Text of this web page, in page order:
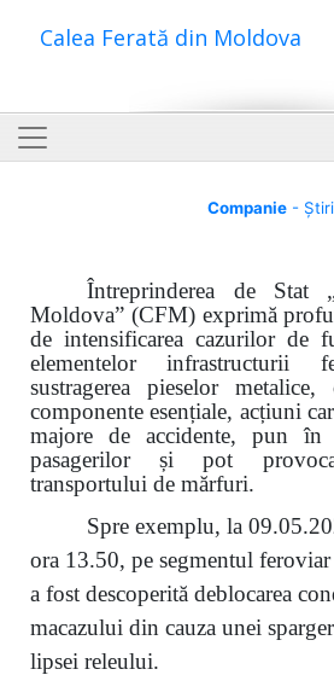
Calea Ferată din Moldova
Companie- Știri
Întreprinderea de Stat
Moldova” (CFM) exprimă
de intensificarea cazurilor de
elementelor infrastructurii
sustragerea pieselor
componente esențiale, acțiuni
majore de accidente, pun în
pasagerilor și pot
transportului de mărfuri.
Spre exemplu, la
ora 13.50, pe segmentul
a fost descoperită deblocarea
macazului din cauza unei
lipsei releului.